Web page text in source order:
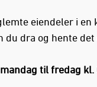
eiendeler i en
dra og hente det
til fredag kl.